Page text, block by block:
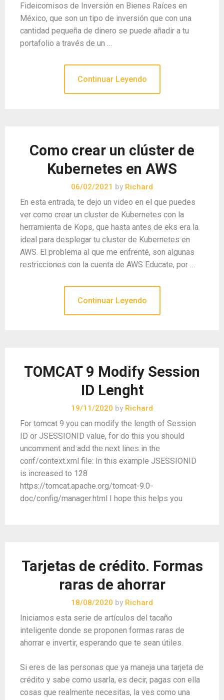
Fideicomisos de Inversión en Bienes Raíces en
México, que son un tipo de inversión que con una
cantidad pequeña de dinero se puede añadir a tu
portafolio a través de un …
Continuar Leyendo
Como crear un clúster de
Kubernetes en AWS
06/02/2021 by Richard
En esta entrada, te dejo un video en el que puedes
ver como crear un cluster de Kubernetes con la
herramienta de Kops, que hasta antes de eks era la
ideal para desplegar tu cluster de Kubernetes en
AWS. El problema al que me enfrenté, son algunas
restricciones con la cuenta de AWS Educate, por …
Continuar Leyendo
TOMCAT 9 Modify Session
ID Lenght
19/11/2020 by Richard
For tomcat 9 you can modify the length of Session
ID or JSESSIONID value, for do this you should
uncomment and add the next lines in the
conf/context.xml file: In this example JSESSIONID
is increased to 128
https://tomcat.apache.org/tomcat-9.0-
doc/config/manager.html I hope this helps you
Tarjetas de crédito. Formas
raras de ahorrar
18/08/2020 by Richard
Iniciamos esta serie de artículos del tacaño
inteligente donde se proponen formas raras de
ahorrar e invertir, esperando que te sean útiles.
Si eres de las personas que ya maneja una tarjeta de
crédito y sabe como usarla, es decir, pagas con ella
cosas que realmente necesitas, la ves como una